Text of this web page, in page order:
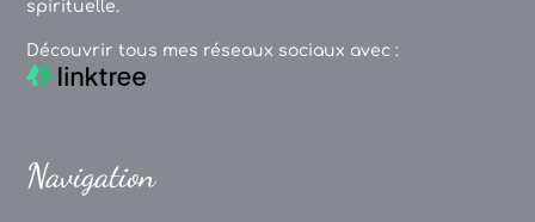
spirituelle.
Découvrir tous mes réseaux sociaux avec :
Navigation